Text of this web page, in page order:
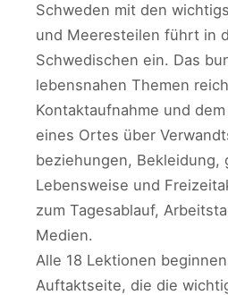
Schweden mit den
und Meeresteilen führt in
Schwedischen ein. Das
lebensnahen Themen
Kontaktaufnahme und
eines Ortes über
beziehungen, Bekleidung,
Lebensweise und
zum Tagesablauf,
Medien.
Alle 18 Lektionen
Auftaktseite, die die